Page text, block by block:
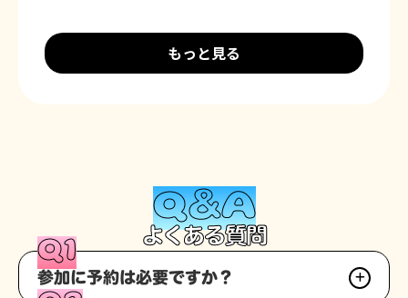
もっと見る
Q&A
よくある質問
Q1
参加に予約は必要ですか？